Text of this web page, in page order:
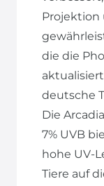
Projektion
die die
deutsche
Die
7% UVB
hohe UV-
Tiere auf